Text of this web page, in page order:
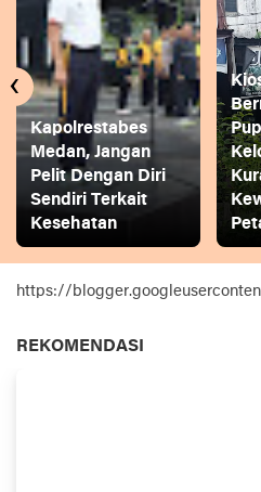
Kapolrestabes
Medan, Jangan
Pelit Dengan Diri
Sendiri Terkait
Kesehatan
‹
https://
REKOMENDASI